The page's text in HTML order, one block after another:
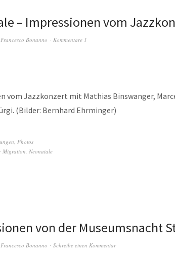
– Impressionen vom
Francesco Bonanno Kommentare 1
vom Jazzkonzert mit Mathias Binswanger,
(Bilder: Bernhard Ehrminger)
, Photos
Migration, Neonatale
von der Museumsnacht
Francesco Bonanno Schreibe einen Kommentar